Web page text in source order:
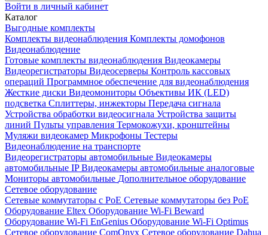
Войти в личный кабинет
Каталог
Выгодные комплекты
Комплекты видеонаблюдения Комплекты домофонов
Видеонаблюдение
Готовые комплекты видеонаблюдения Видеокамеры
Видеорегистраторы Видеосерверы Контроль кассовых
операций Программное обеспечение для видеонаблюдения
Жесткие диски Видеомониторы Объективы ИК (LED)
подсветка Сплиттеры, инжекторы Передача сигнала
Устройства обработки видеосигнала Устройства защиты
линий Пульты управления Термокожухи, кронштейны
Муляжи видеокамер Микрофоны Тестеры
Видеонаблюдение на транспорте
Видеорегистраторы автомобильные Видеокамеры
автомобильные IPВидеокамеры автомобильные аналоговые
Мониторы автомобильные Дополнительное оборудование
Сетевое оборудование
Сетевые коммутаторы с РоЕ Сетевые коммутаторы без РоЕ
Оборудование Eltex Оборудование Wi-Fi Beward
Оборудование Wi-Fi EnGenius Оборудование Wi-Fi Optimus
Сетевое оборудование ComOnyx Сетевое оборудование Dahua